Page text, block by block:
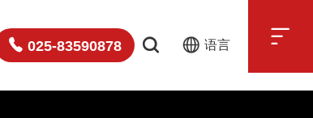
025-83590878 语言 